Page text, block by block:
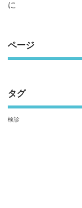
に
ページ
タグ
検診